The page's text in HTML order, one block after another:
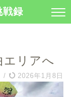
戦録
リアへ
/ 2026年1月8日